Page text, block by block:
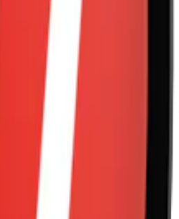
in Sweden AB
(E460, cellulosa), vatten,
xylitol, sötningsmedel (E955,
(E406, agar), surhetsreglerande
samt aromer och nikotin.